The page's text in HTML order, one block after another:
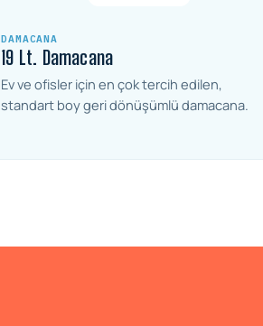
DAMACANA
19 Lt. Damacana
Ev ve ofisler için en çok tercih edilen,
standart boy geri dönüşümlü damacana.